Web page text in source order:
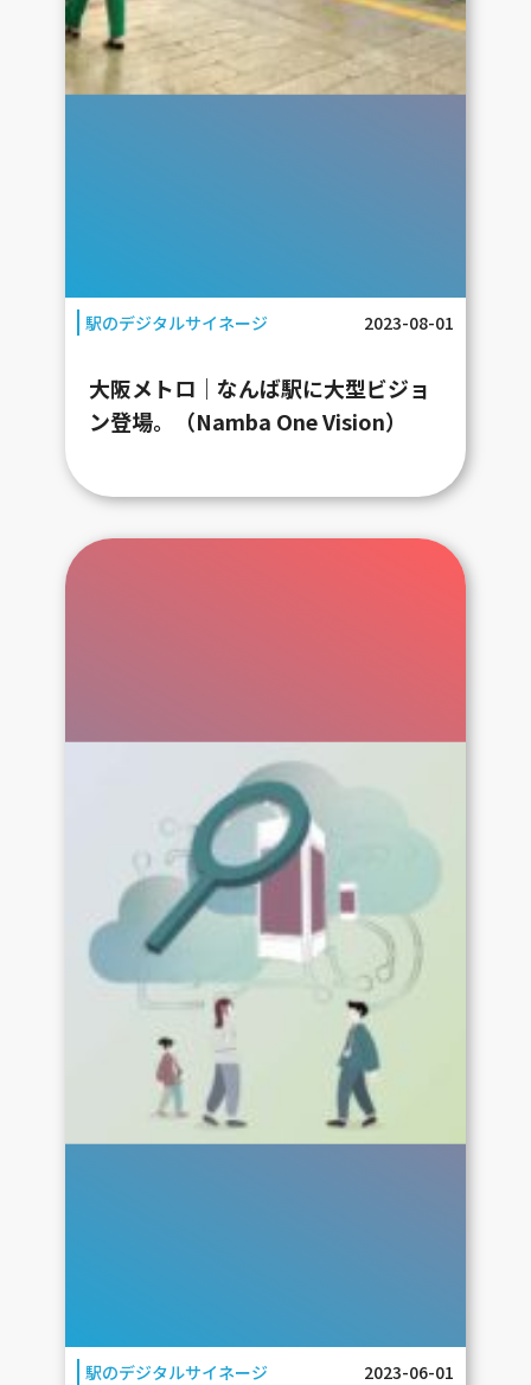
駅のデジタルサイネージ 2023-08-01
大阪メトロ｜なんば駅に大型ビジョ
ン登場。（Namba One Vision）
駅のデジタルサイネージ 2023-06-01